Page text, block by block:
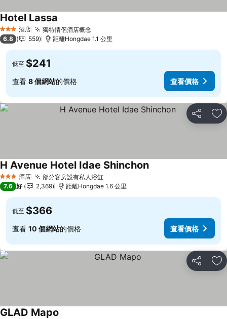
3 星級 酒店 獨特情侶酒店概念查看價格
Hotel Lassa
6.8 559 距離Hongdae 1.1 公里
低至 $241
查看 8 個網站的價格 查看價格
分享 放
3 星級 酒店 部分客房設有私人浴缸查看價格
H Avenue Hotel Idae Shinchon查看價格
7.6 好 2,369 距離Hongdae 1.6 公里
低至 $366
查看 10 個網站的價格 查看價格
分享 放
GLAD Mapo